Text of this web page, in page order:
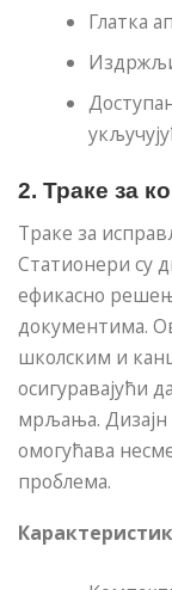
Глатка
2. Траке за
Траке за
Статионери су
ефикасно
документима.
школским и
осигуравајући
мрљања. Дизајн
омогућава
проблема.